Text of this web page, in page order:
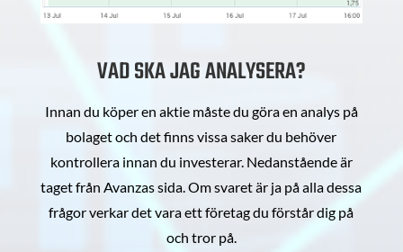
VAD SKA JAG ANALYSERA?
Innan du köper en aktie måste du göra en analys på
bolaget och det finns vissa saker du behöver
kontrollera innan du investerar. Nedanstående är
taget från Avanzas sida. Om svaret är ja på alla dessa
frågor verkar det vara ett företag du förstår dig på
och tror på.